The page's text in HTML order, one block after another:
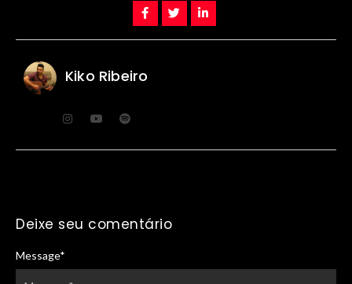
Kiko Ribeiro
Deixe seu comentário
Message*